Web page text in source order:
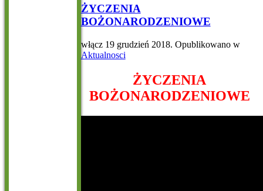
ŻYCZENIA
BOŻONARODZENIOWE
włącz 19 grudzień 2018. Opublikowano w
Aktualnosci
ŻYCZENIA
BOŻONARODZENIOWE